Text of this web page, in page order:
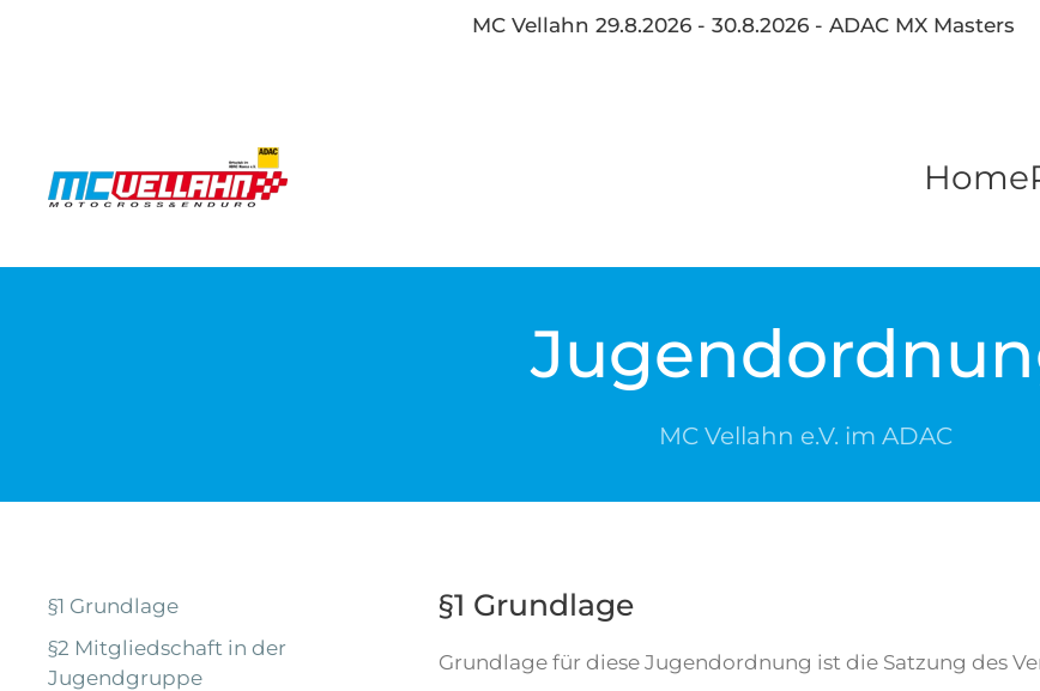
MC Vellahn 29.8.2026 - 30.8.2026 - ADAC MX Masters
Home
Jugend
MC Vellahn e.V. im ADAC
§1 Grundlage
§2 Mitgliedschaft in der
Jugendgruppe
§1 Grundlage
Grundlage für diese Jugendordnung ist die Satzung des